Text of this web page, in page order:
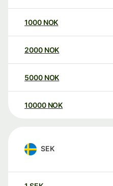
1000 NOK
2000 NOK
5000 NOK
10000 NOK
SEK